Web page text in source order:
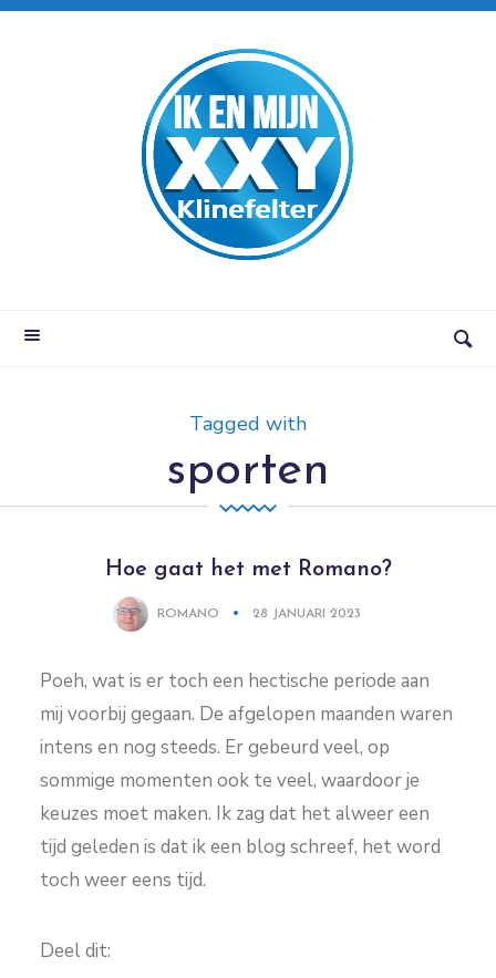
Tagged with
sporten
Hoe gaat het met Romano?
ROMANO 28 JANUARI 2023
Poeh, wat is er toch een hectische periode aan
mij voorbij gegaan. De afgelopen maanden waren
intens en nog steeds. Er gebeurd veel, op
sommige momenten ook te veel, waardoor je
keuzes moet maken. Ik zag dat het alweer een
tijd geleden is dat ik een blog schreef, het word
toch weer eens tijd.
Deel dit: